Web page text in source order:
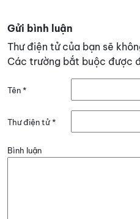
Gửi bình luận
Thư điện tử của bạn sẽ
Các trường bắt buộc được
Tên*
Thư điện tử*
Bình luận